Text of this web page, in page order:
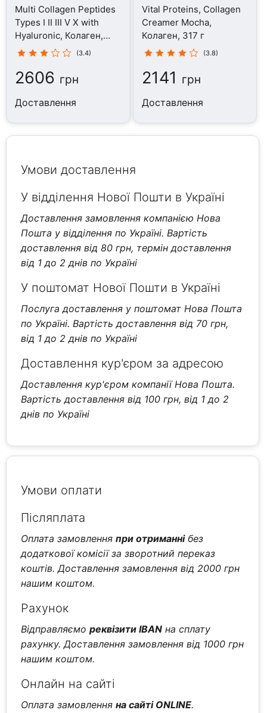
Multi Collagen Peptides
Types I II III V X with
Hyaluronic, Колаген,
350 г
(3.4)
2606 грн
Доставлення
Vital Proteins, Collagen
Creamer Mocha,
Колаген, 317 г
(3.8)
2141 грн
Доставлення
Умови доставлення
У відділення Нової Пошти в Україні
Доставлення замовлення компанією Нова
Пошта у відділення по Україні. Вартість
доставлення від 80 грн, термін доставлення
від 1 до 2 днів по Україні
У поштомат Нової Пошти в Україні
Послуга доставлення у поштомат Нова Пошта
по Україні. Вартість доставлення від 70 грн,
від 1 до 2 днів по Україні
Доставлення кур'єром за адресою
Доставлення кур'єром компанії Нова Пошта.
Вартість доставлення від 100 грн, від 1 до 2
днів по Україні
Умови оплати
Післяплата
Оплата замовленняпри отриманнібез
додаткової комісії за зворотний переказ
коштів. Доставлення замовлення від 2000 грн
нашим коштом.
Рахунок
Відправляємореквізити IBAN на сплату
рахунку. Доставлення замовлення від 1000 грн
нашим коштом.
Онлайн на сайті
Оплата замовленняна сайті ONLINE.